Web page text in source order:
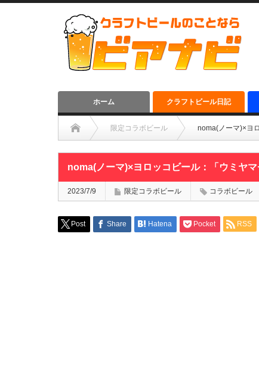
ホーム クラフトビール日記
限定コラボビール noma(ノーマ)×ヨ
noma(ノーマ)×ヨロッコビール：「ウミヤ
2023/7/9 限定コラボビール コラボビール
Post Share Hatena Pocket RSS